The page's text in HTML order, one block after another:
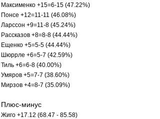
Максименко +15=6-15 (47.22%)
Понсе +12=11-11 (46.08%)
Ларссон +9=11-8 (45.24%)
Рассказов +8=8-8 (44.44%)
Ещенко +5=5-5 (44.44%)
Шюррле +6=5-7 (42.59%)
Тиль +6=6-8 (40.00%)
Умяров +5=7-7 (38.60%)
Мирзов +4=8-7 (35.09%)
Плюс-минус
Жиго +17.12 (68.47 - 85.58)